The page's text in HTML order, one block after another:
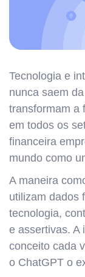
Tecnologia e
nunca saem
transformam a
em todos os
financeira
mundo como
A maneira
utilizam dados
tecnologia,
e assertivas. A
conceito cada
o ChatGPT o